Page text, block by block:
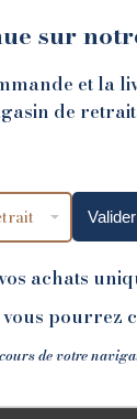
sur
et la
de
achats
pourrez
de votre